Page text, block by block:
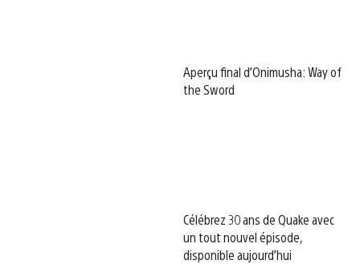
Aperçu final d’Onimusha: Way of
the Sword
Célébrez 30 ans de Quake avec
un tout nouvel épisode,
disponible aujourd’hui